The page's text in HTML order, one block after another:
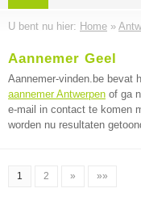
U bent nu hier: Home »
Aannemer Geel
Aannemer-vinden.be bevat
aannemer Antwerpen of ga
e-mail in contact te komen
worden nu resultaten
1 2 » »»